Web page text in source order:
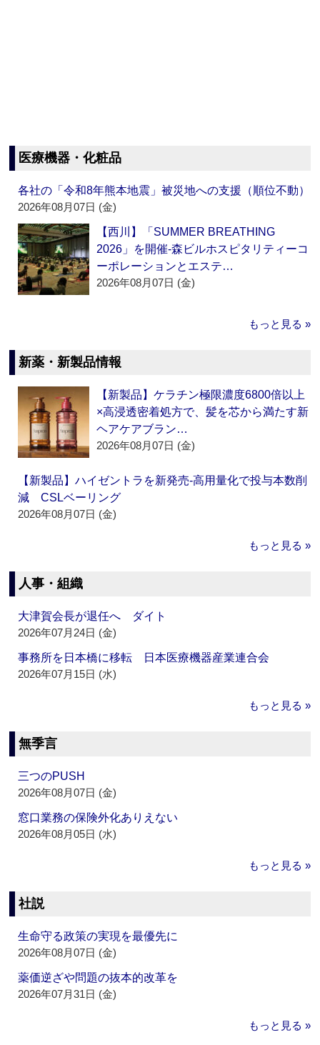
医療機器・化粧品
各社の「令和8年熊本地震」被災地への支援（順位不動）
2026年08月07日 (金)
【西川】「SUMMER BREATHING
2026」を開催‐森ビルホスピタリティーコ
ーポレーションとエステ…
2026年08月07日 (金)
もっと見る »
新薬・新製品情報
【新製品】ケラチン極限濃度6800倍以上
×高浸透密着処方で、髪を芯から満たす新
ヘアケアブラン…
2026年08月07日 (金)
【新製品】ハイゼントラを新発売‐高用量化で投与本数削
減 CSLベーリング
2026年08月07日 (金)
もっと見る »
人事・組織
大津賀会長が退任へ ダイト
2026年07月24日 (金)
事務所を日本橋に移転 日本医療機器産業連合会
2026年07月15日 (水)
もっと見る »
無季言
三つのPUSH
2026年08月07日 (金)
窓口業務の保険外化ありえない
2026年08月05日 (水)
もっと見る »
社説
生命守る政策の実現を最優先に
2026年08月07日 (金)
薬価逆ざや問題の抜本的改革を
2026年07月31日 (金)
もっと見る »